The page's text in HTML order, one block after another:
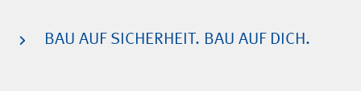
BAU AUF SICHERHEIT. BAU AUF DICH.